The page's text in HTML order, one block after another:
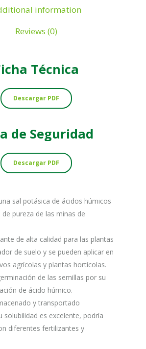
information
Reviews (0)
Técnica
Descargar PDF
de Seguridad
Descargar PDF
sal potásica de ácidos húmicos
pureza de las minas de
de alta calidad para las plantas
de suelo y se pueden aplicar en
agrícolas y plantas hortícolas.
de las semillas por su
de ácido húmico.
y transportado
solubilidad es excelente, podría
diferentes fertilizantes y